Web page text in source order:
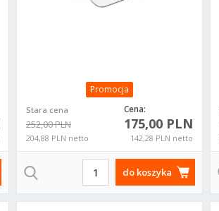
Promocja
Stara cena
252,00 PLN
204,88 PLN netto
Cena:
175,00 PLN
142,28 PLN netto
do koszyka